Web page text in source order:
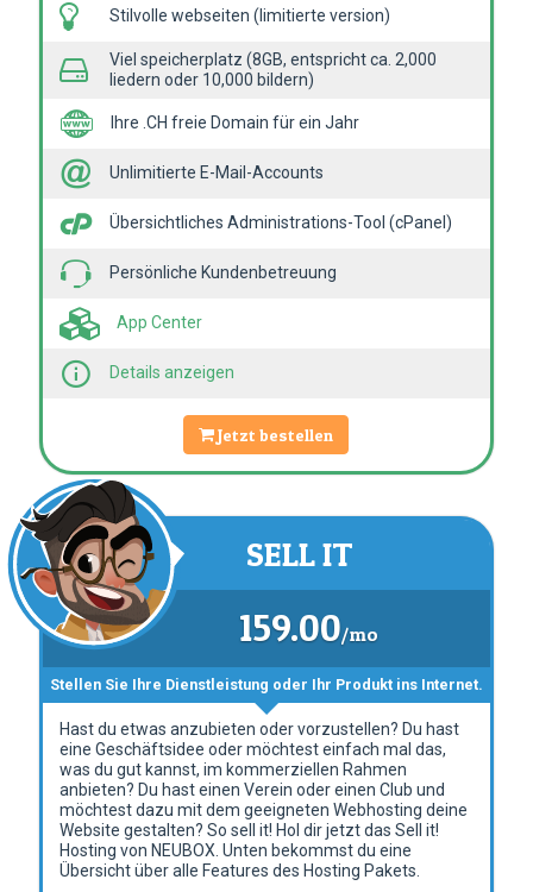
Stilvolle webseiten (limitierte version)
Viel speicherplatz (8GB, entspricht ca. 2,000
liedern oder 10,000 bildern)
Ihre .CH freie Domain für ein Jahr
Unlimitierte E-Mail-Accounts
Übersichtliches Administrations-Tool (cPanel)
Persönliche Kundenbetreuung
App Center
Details anzeigen
Jetzt bestellen
SELL IT
159.00/mo
Stellen Sie Ihre Dienstleistung oder Ihr Produkt ins Internet.
Hast du etwas anzubieten oder vorzustellen? Du hast
eine Geschäftsidee oder möchtest einfach mal das,
was du gut kannst, im kommerziellen Rahmen
anbieten? Du hast einen Verein oder einen Club und
möchtest dazu mit dem geeigneten Webhosting deine
Website gestalten? So sell it! Hol dir jetzt das Sell it!
Hosting von NEUBOX. Unten bekommst du eine
Übersicht über alle Features des Hosting Pakets.